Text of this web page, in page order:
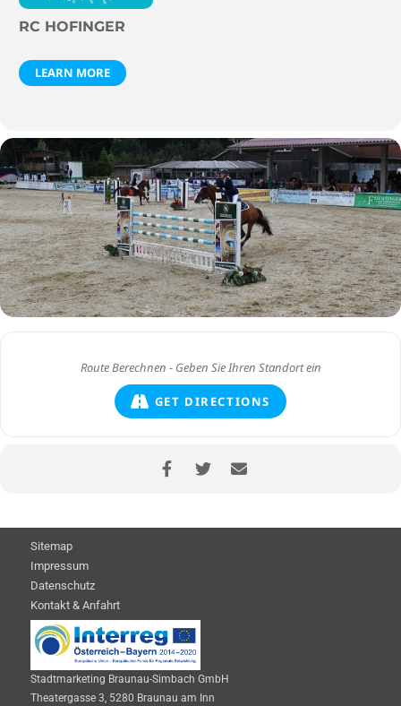
RC HOFINGER
LEARN MORE
GET DIRECTIONS
Sitemap
Impressum
Datenschutz
Kontakt & Anfahrt
Stadtmarketing Braunau-Simbach GmbH
Theatergasse 3, 5280 Braunau am Inn